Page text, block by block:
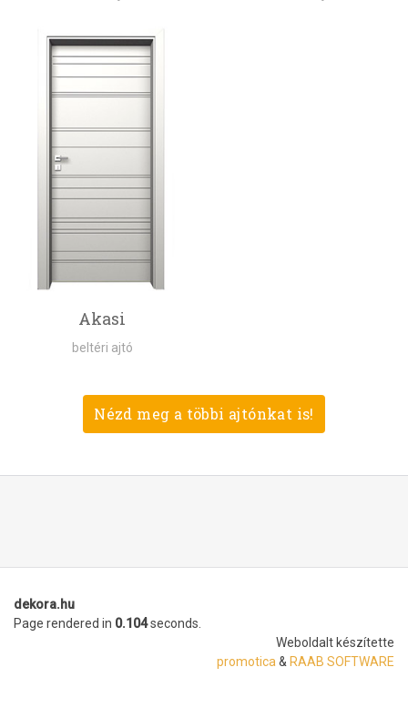
Akasi
beltéri ajtó
Nézd meg a többi ajtónkat is!
dekora.hu
Page rendered in 0.104seconds.
Weboldalt készítette
promotica & RAAB SOFTWARE